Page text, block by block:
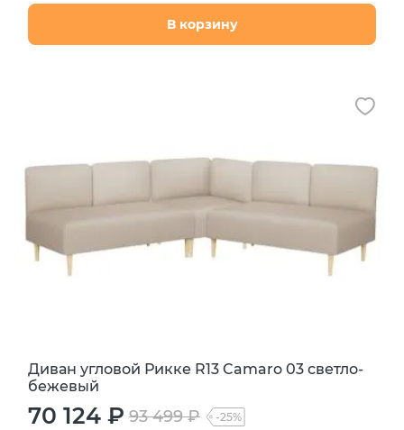
В корзину
Диван угловой Рикке R13 Camaro 03 светло-
бежевый
70 124 ₽ 93 499 ₽ -25%